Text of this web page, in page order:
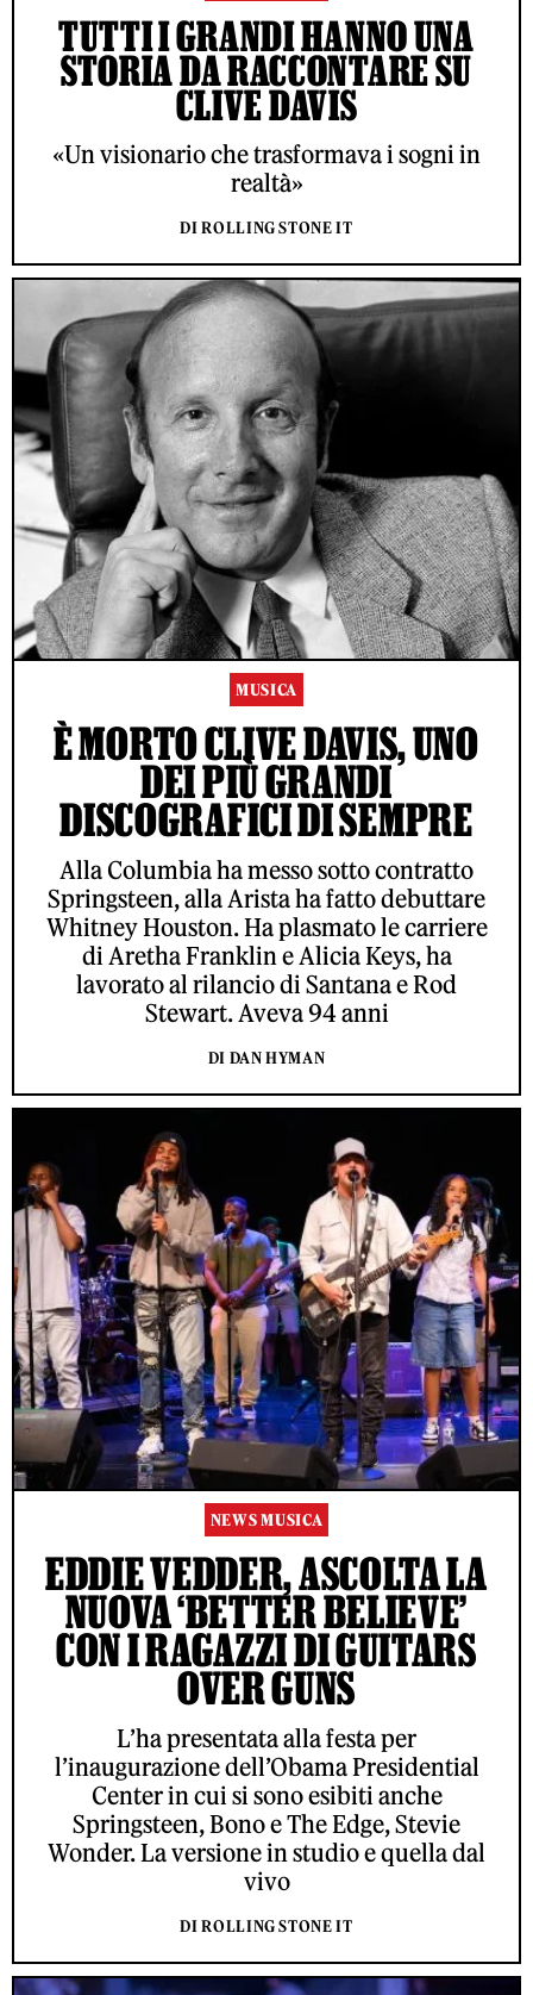
TUTTI I GRANDI HANNO UNA
STORIA DA RACCONTARE SU
CLIVE DAVIS
«Un visionario che trasformava i sogni in
realtà»
DI ROLLING STONE IT
MUSICA
È MORTO CLIVE DAVIS, UNO
DEI PIÙ GRANDI
DISCOGRAFICI DI SEMPRE
Alla Columbia ha messo sotto contratto
Springsteen, alla Arista ha fatto debuttare
Whitney Houston. Ha plasmato le carriere
di Aretha Franklin e Alicia Keys, ha
lavorato al rilancio di Santana e Rod
Stewart. Aveva 94 anni
DI DAN HYMAN
NEWS MUSICA
EDDIE VEDDER, ASCOLTA LA
NUOVA ‘BETTER BELIEVE’
CON I RAGAZZI DI GUITARS
OVER GUNS
L’ha presentata alla festa per
l’inaugurazione dell’Obama Presidential
Center in cui si sono esibiti anche
Springsteen, Bono e The Edge, Stevie
Wonder. La versione in studio e quella dal
vivo
DI ROLLING STONE IT